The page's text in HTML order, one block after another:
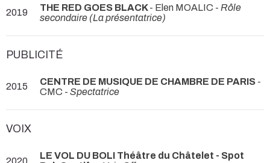
2019
THE RED GOES BLACK- Elen MOALIC - Rôle
secondaire (La présentatrice)
PUBLICITÉ
2015 CENTRE DE MUSIQUE DE CHAMBRE DE PARIS -
CMC - Spectatrice
VOIX
2020
LE VOL DU BOLI Théâtre du Châtelet - Spot